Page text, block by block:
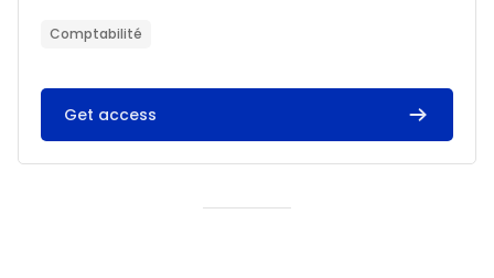
Comptabilité
Get access